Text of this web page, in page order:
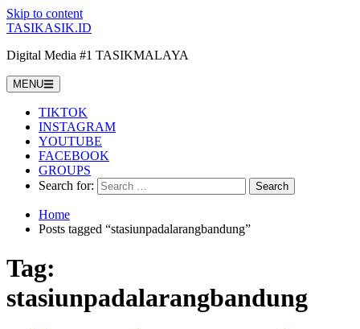
Skip to content
TASIKASIK.ID
Digital Media #1 TASIKMALAYA
MENU
TIKTOK
INSTAGRAM
YOUTUBE
FACEBOOK
GROUPS
Search for:
Home
Posts tagged “stasiunpadalarangbandung”
Tag:
stasiunpadalarangbandung